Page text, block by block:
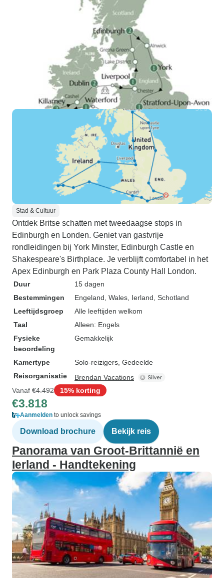
Stad & Cultuur
Ontdek Britse schatten met tweedaagse stops in
Edinburgh en Londen. Geniet van gastvrije
rondleidingen bij York Minster, Edinburgh Castle en
Shakespeare's Birthplace. Je verblijft comfortabel in het
Apex Edinburgh en Park Plaza County Hall London.
Duur
15 dagen
Bestemmingen
Engeland , Wales , Ierland , Schotland
Leeftijdsgroep
Alle leeftijden welkom
Taal
Alleen: Engels
Fysieke
beoordeling
Gemakkelijk
Kamertype
Solo-reizigers, Gedeelde
Reisorganisatie
Brendan Vacations
Vanaf €4.492 15% korting
€3.818
Aanmelden to unlock savings
Download brochure Bekijk reis
Panorama van Groot-Brittannië en
Ierland - Handtekening